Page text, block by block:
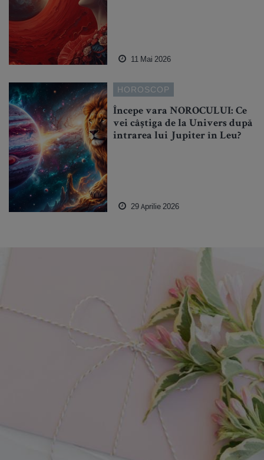
11 Mai 2026
HOROSCOP
Începe vara NOROCULUI: Ce
vei câștiga de la Univers după
intrarea lui Jupiter în Leu?
29 Aprilie 2026